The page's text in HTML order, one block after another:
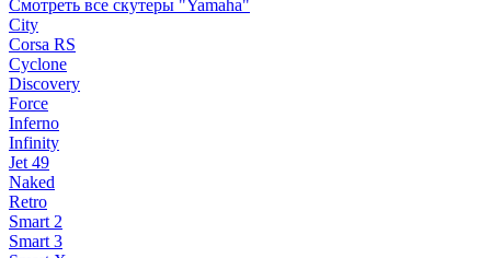
Смотреть все скутеры "Yamaha"
City
Corsa RS
Cyclone
Discovery
Force
Inferno
Infinity
Jet 49
Naked
Retro
Smart 2
Smart 3